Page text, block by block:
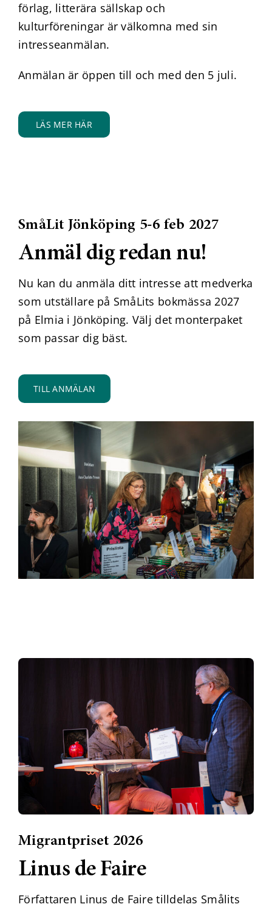
förlag, litterära sällskap och
kulturföreningar är välkomna med sin
intresseanmälan.
Anmälan är öppen till och med den 5 juli.
LÄS MER HÄR
SmåLit Jönköping 5-6 feb 2027
Anmäl dig redan nu!
Nu kan du anmäla ditt intresse att medverka
som utställare på SmåLits bokmässa 2027
på Elmia i Jönköping. Välj det monterpaket
som passar dig bäst.
TILL ANMÄLAN
Migrantpriset 2026
Linus de Faire
Författaren Linus de Faire tilldelas Smålits